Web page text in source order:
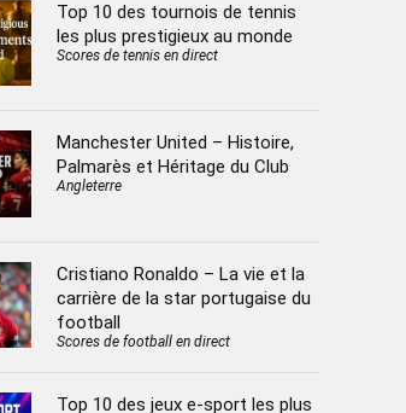
Top 10 des tournois de tennis
les plus prestigieux au monde
Scores de tennis en direct
Manchester United – Histoire,
Palmarès et Héritage du Club
Angleterre
Cristiano Ronaldo – La vie et la
carrière de la star portugaise du
football
Scores de football en direct
Top 10 des jeux e-sport les plus